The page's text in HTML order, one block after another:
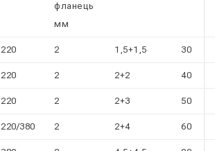
фланець
мм
220 2 1,5+1,5 30
220 2 2+2 40
220 2 2+3 50
220/380 2 2+4 60